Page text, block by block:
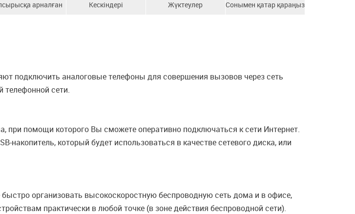
арналған Кескіндері Жүктеулер Сонымен қатар қараңыз
подключить аналоговые телефоны для совершения вызовов через сеть
телефонной сети.
помощи которого Вы сможете оперативно подключаться к сети Интернет.
который будет использоваться в качестве сетевого диска, или
организовать высокоскоростную беспроводную сеть дома и в офисе,
практически в любой точке (в зоне действия беспроводной сети).